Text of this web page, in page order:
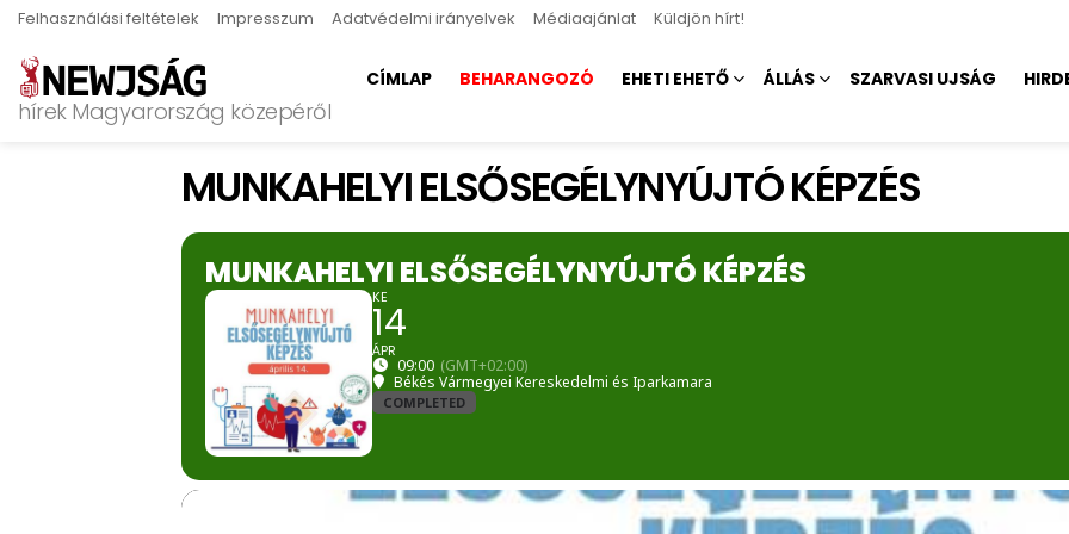
Felhasználási feltételek Impresszum Adatvédelmi irányelvek Médiaajánlat Küldjön hírt!
hírek Magyarország közepéről
CÍMLAP BEHARANGOZÓ EHETI EHETŐ ÁLLÁS SZARVASI UJSÁG
MUNKAHELYI ELSŐSEGÉLYNYÚJTÓ KÉPZÉS
MUNKAHELYI ELSŐSEGÉLYNYÚJTÓ KÉPZÉS
KE
14
ÁPR
09:00 (GMT+02:00)
Békés Vármegyei Kereskedelmi és Iparkamara
COMPLETED